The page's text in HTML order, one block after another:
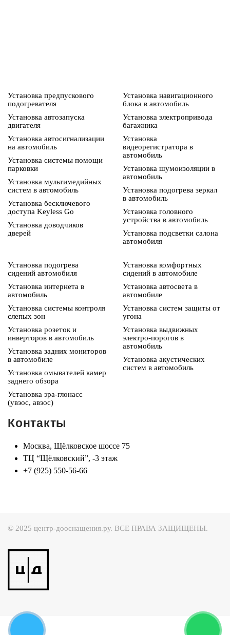
Установка предпускового
подогревателя
Установка автозапуска
двигателя
Установка автосигнализации
на автомобиль
Установка системы помощи
парковки
Установка мультимедийных
систем в автомобиль
Установка бесключевого
доступа Keyless Go
Установка доводчиков
дверей
Установка навигационного
блока в автомобиль
Установка электропривода
багажника
Установка
видеорегистратора в
автомобиль
Установка шумоизоляции в
автомобиль
Установка подогрева зеркал
в автомобиль
Установка головного
устройства в автомобиль
Установка подсветки салона
автомобиля
Установка подогрева
сидений автомобиля
Установка интернета в
автомобиль
Установка системы контроля
слепых зон
Установка розеток и
инверторов в автомобиль
Установка задних мониторов
в автомобиле
Установка омывателей камер
заднего обзора
Установка эра-глонасс
(увэос, авэос)
Установка комфортных
сидений в автомобиле
Установка автосвета в
автомобиле
Установка систем защиты от
угона
Установка выдвижных
электро-порогов в
автомобиль
Установка акустических
систем в автомобиль
Контакты
Москва, Щёлковское шоссе 75
ТЦ “Щёлковский”, -3 этаж
+7 (925) 550-56-66
© 2025 центр-дооснащения.ру. ВСЕ ПРАВА ЗАЩИЩЕНЫ.